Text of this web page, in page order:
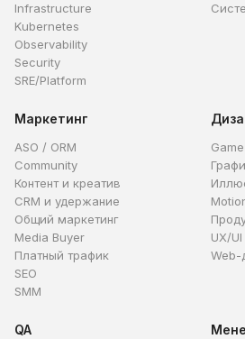
Infrastructure
Kubernetes
Observability
Security
SRE/Platform
Маркетинг
ASO / ORM
Community
Контент и креатив
CRM и удержание
Общий маркетинг
Media Buyer
Платный трафик
SEO
SMM
UX/UI
Web-
QA